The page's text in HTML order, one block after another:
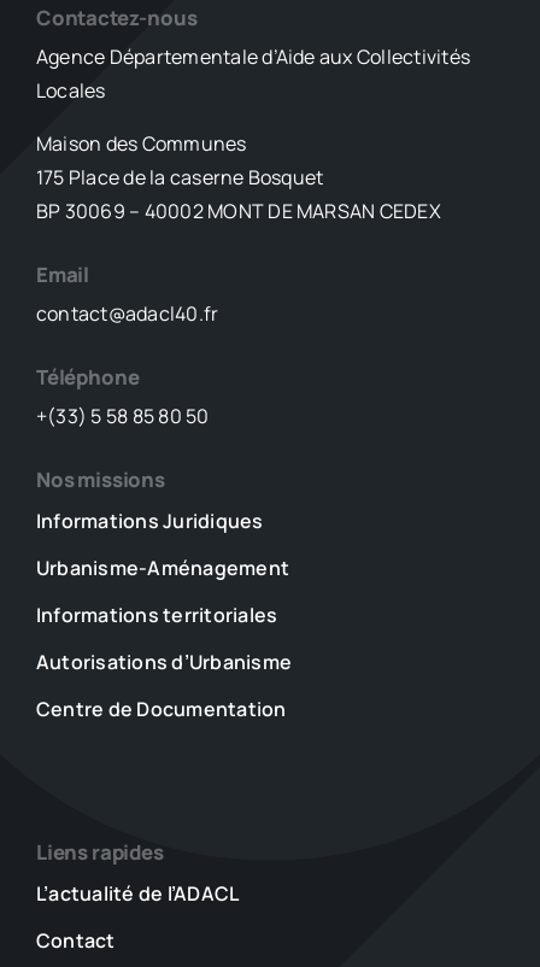
Contactez-nous
Agence Départementale d’Aide aux Collectivités
Locales
Maison des Communes
175 Place de la caserne Bosquet
BP 30069 – 40002 MONT DE MARSAN CEDEX
Email
contact@adacl40.fr
Téléphone
+(33) 5 58 85 80 50
Nos missions
Informations Juridiques
Urbanisme-Aménagement
Informations territoriales
Autorisations d’Urbanisme
Centre de Documentation
Liens rapides
L’actualité de l’ADACL
Contact